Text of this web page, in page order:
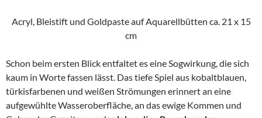
Acryl, Bleistift und Goldpaste auf Aquarellbütten ca. 21 x 15
cm
Schon beim ersten Blick entfaltet es eine Sogwirkung, die sich
kaum in Worte fassen lässt. Das tiefe Spiel aus kobaltblauen,
türkisfarbenen und weißen Strömungen erinnert an eine
aufgewühlte Wasseroberfläche, an das ewige Kommen und